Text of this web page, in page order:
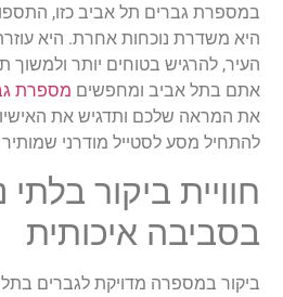
במספרת גברים תל אביב כזו,
היא משדרת נוכחות אחרת. היא
העיר, להרגיש בטוחים יותר
אתם בתל אביב ומחפשים מספרת
את המראה שלכם ותדגיש את
להתחיל מסע לסטייל מודרני
חוויית ביקור
בסביבה איכותית
ביקור במספרה מדויקת לגברים בתל